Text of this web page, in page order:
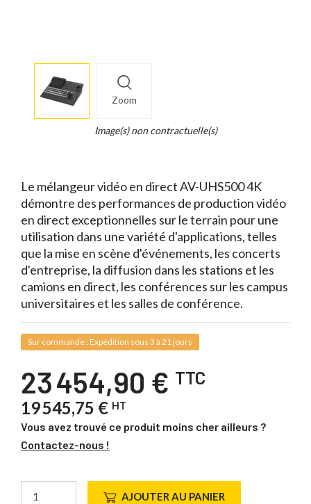
Zoom
info
Legend...
Image(s) non contractuelle(s)
Le mélangeur vidéo en direct AV-UHS500 4K
démontre des performances de production vidéo
en direct exceptionnelles sur le terrain pour une
utilisation dans une variété d'applications, telles
que la mise en scène d'événements, les concerts
d'entreprise, la diffusion dans les stations et les
camions en direct, les conférences sur les campus
universitaires et les salles de conférence.
Sur commande : Expédition sous 3 à 21 jours
23 454,90 € TTC
19 545,75 € HT
Vous avez trouvé ce produit moins cher ailleurs ?
Contactez-nous !
AJOUTER AU PANIER